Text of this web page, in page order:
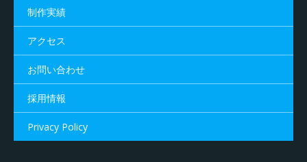
制作実績
アクセス
お問い合わせ
採用情報
Privacy Policy